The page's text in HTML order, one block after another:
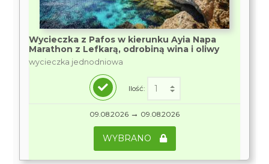
Wycieczka z Pafos w kierunku Ayia Napa
Marathon z Lefkarą, odrobiną wina i oliwy
wycieczka jednodniowa
Ilość:
09.08.2026 → 09.08.2026
WYBRANO